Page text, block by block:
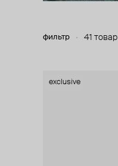
фильтр 41 товар
exclusive